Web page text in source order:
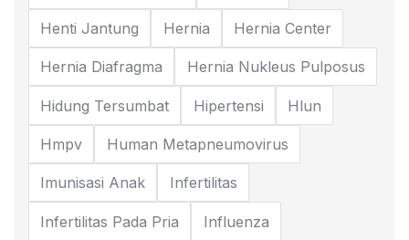
Henti Jantung Hernia Hernia Center
Hernia Diafragma Hernia Nukleus Pulposus
Hidung Tersumbat Hipertensi Hlun
Hmpv Human Metapneumovirus
Imunisasi Anak Infertilitas
Infertilitas Pada Pria Influenza